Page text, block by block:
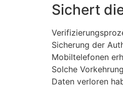
Sichert
Sicherung der
Mobiltelefonen
Solche
Daten verloren